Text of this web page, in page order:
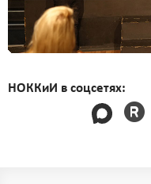
НОККиИ в соцсетях: